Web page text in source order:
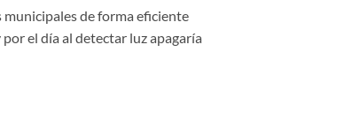
de forma eficiente
el día al detectar luz apagaría